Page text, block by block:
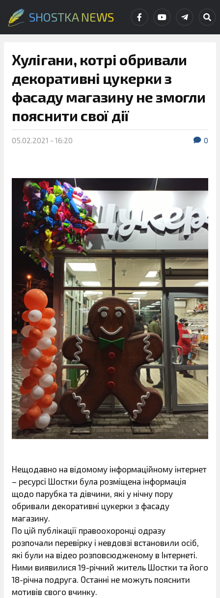
SHOSTKA NEWS
Хулігани, котрі обривали
декоративні цукерки з
фасаду магазину не змогли
пояснити свої дії
05.02.2021 - 16:20 0
Нещодавно на відомому інформаційному інтернет
– ресурсі Шостки була розміщена інформація
щодо парубка та дівчини, які у нічну пору
обривали декоративні цукерки з фасаду
магазину.
По цій публікації правоохоронці одразу
розпочали перевірку і невдовзі встановили осіб,
які були на відео розповсюдженому в Інтернеті.
Ними виявилися 19-річний житель Шостки та його
18-річна подруга. Останні не можуть пояснити
мотивів свого вчинку.